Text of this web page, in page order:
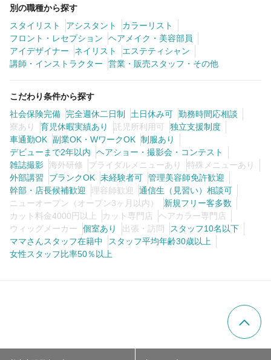
別の職種から探す
スタイリスト
アシスタント
カラーリスト
フロント・レセプション
ヘアメイク・美容部員
アイデザイナー
ネイリスト
エステティシャン
講師・インストラクター
営業・販売スタッフ・その他
こだわり条件から探す
社会保険完備
完全週休二日制 土日休み可 勤務時間応相談
寮あり
育児休暇実績あり 託児所利用可
独立支援制度
車通勤OK 副業OK・WワークOK 制服あり
デビューまで2年以内
ヘアショー・撮影会・コンテスト
雑誌撮影 海外研修 ブライダルメニューあり
特殊メニューあり
外部講習
ブランクOK 未経験者可 管理美容師免許歓迎
幹部・店長候補歓迎
理容師歓迎
通信生（見習い）相談可
ニューオープン（オープン3ヶ月以内）
新規フリー客多数
カット料金4000円以上
カット専門店
ヘアカラー専門店
ウィッグメーカー
個室あり 出張・訪問
スタッフ10名以下
ママさんスタッフ在籍中
スタッフ平均年齢30歳以上
女性スタッフ比率50％以上